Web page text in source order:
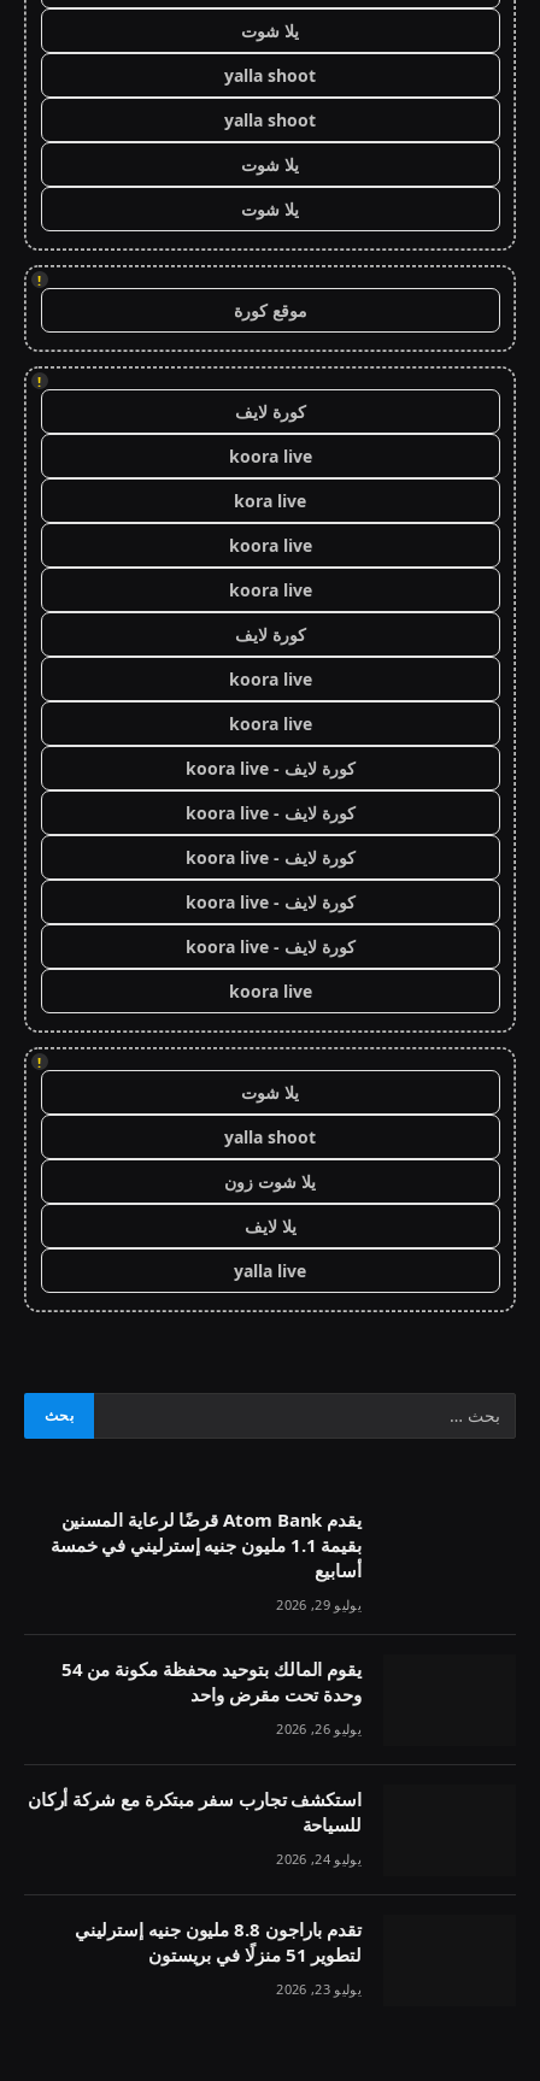
يلا شوت
yalla shoot
yalla shoot
يلا شوت
يلا شوت
!
موقع كورة
!
كورة لايف
koora live
kora live
koora live
koora live
كورة لايف
koora live
koora live
كورة لايف - koora live
كورة لايف - koora live
كورة لايف - koora live
كورة لايف - koora live
كورة لايف - koora live
koora live
!
يلا شوت
yalla shoot
يلا شوت زون
يلا لايف
yalla live
يقدم Atom Bank قرضًا لرعاية المسنين
بقيمة 1.1 مليون جنيه إسترليني في خمسة
أسابيع
يوليو 29, 2026
يقوم المالك بتوحيد محفظة مكونة من 54
وحدة تحت مقرض واحد
يوليو 26, 2026
استكشف تجارب سفر مبتكرة مع شركة أركان
للسياحة
يوليو 24, 2026
تقدم باراجون 8.8 مليون جنيه إسترليني
لتطوير 51 منزلًا في بريستون
يوليو 23, 2026